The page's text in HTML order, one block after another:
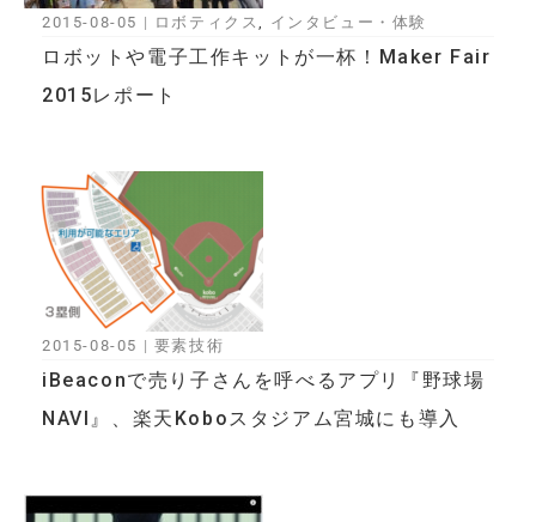
ロボットや電子工作キットが一杯！Maker Fair
2015レポート
2015-08-05 | ロボティクス, インタビュー・体験
iBeaconで売り子さんを呼べるアプリ『野球場
NAVI』、楽天Koboスタジアム宮城にも導入
2015-08-05 | 要素技術